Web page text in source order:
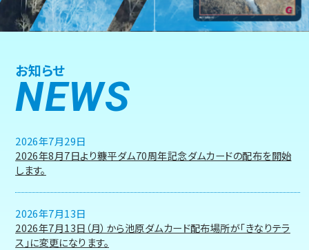
お知らせ
NEWS
2026年7月29日
2026年8月7日より糠平ダム70周年記念ダムカードの配布を開始
します。
2026年7月13日
2026年7月13日（月）から池原ダムカード配布場所が「きなりテラ
ス」に変更になります。